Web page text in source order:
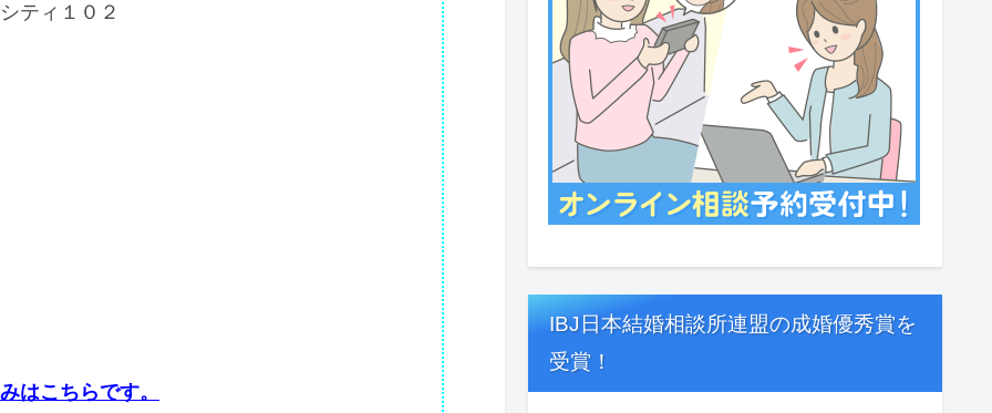
ティ１０２
はこちらです。
IBJ日本結婚相談所連盟の成婚優秀賞を
受賞！